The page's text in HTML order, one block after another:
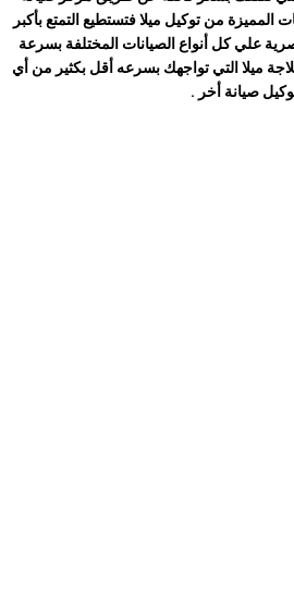
المميزة من توكيل ميلافتستطيع التمتع بأكبر
علي كل أنواع الصيانات المختلفة بسرعة
ميلا التي تواجهك بسرعه أقل بكثير من أي
صيانة أخر .